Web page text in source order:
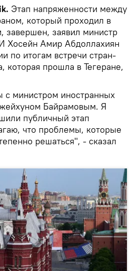
Этап напряженности между
который проходил в
завершен, заявил министр
Хосейн Амир Абдоллахиян
по итогам встречи стран-
которая прошла в Тегеране,
с министром иностранных
Байрамовым. Я
публичный этап
что проблемы, которые
решаться", - сказал